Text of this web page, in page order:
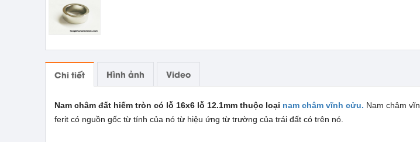
Chi tiết Hình ảnh Video
Nam châm đất hiếm tròn có lỗ 16x6 lỗ 12.1mm thuộc loại nam châm vĩnh cửu. Nam châm
ferit có nguồn gốc từ tính của nó từ hiệu ứng từ trường của trái đất có trên nó.